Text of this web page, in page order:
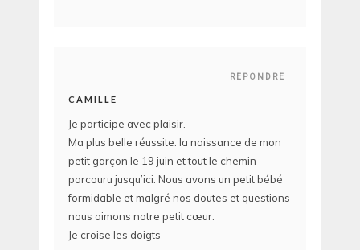
REPONDRE
CAMILLE
Je participe avec plaisir.
Ma plus belle réussite: la naissance de mon
petit garçon le 19 juin et tout le chemin
parcouru jusqu’ici. Nous avons un petit bébé
formidable et malgré nos doutes et questions
nous aimons notre petit cœur.
Je croise les doigts